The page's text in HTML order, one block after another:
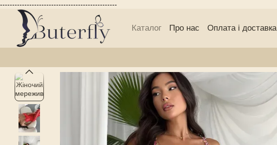
------------------------------------------------
Перейти до основного контенту
Каталог Про нас Оплата і доставка